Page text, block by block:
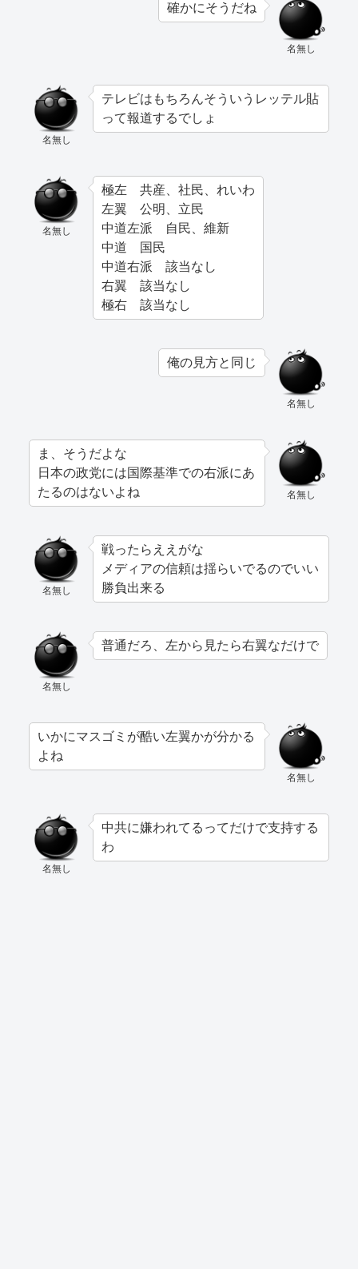
名無し
確かにそうだね
名無し
テレビはもちろんそういうレッテル貼
って報道するでしょ
名無し
極左 共産、社民、れいわ
左翼 公明、立民
中道左派 自民、維新
中道 国民
中道右派 該当なし
右翼 該当なし
極右 該当なし
名無し
俺の見方と同じ
名無し
ま、そうだよな
日本の政党には国際基準での右派にあ
たるのはないよね
名無し
戦ったらええがな
メディアの信頼は揺らいでるのでいい
勝負出来る
名無し
普通だろ、左から見たら右翼なだけで
名無し
いかにマスゴミが酷い左翼かが分かる
よね
名無し
中共に嫌われてるってだけで支持する
わ